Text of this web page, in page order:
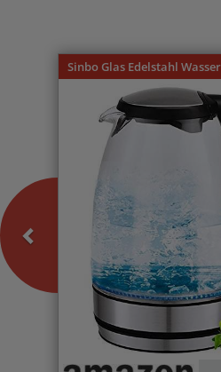
Sinbo Glas Edelstahl